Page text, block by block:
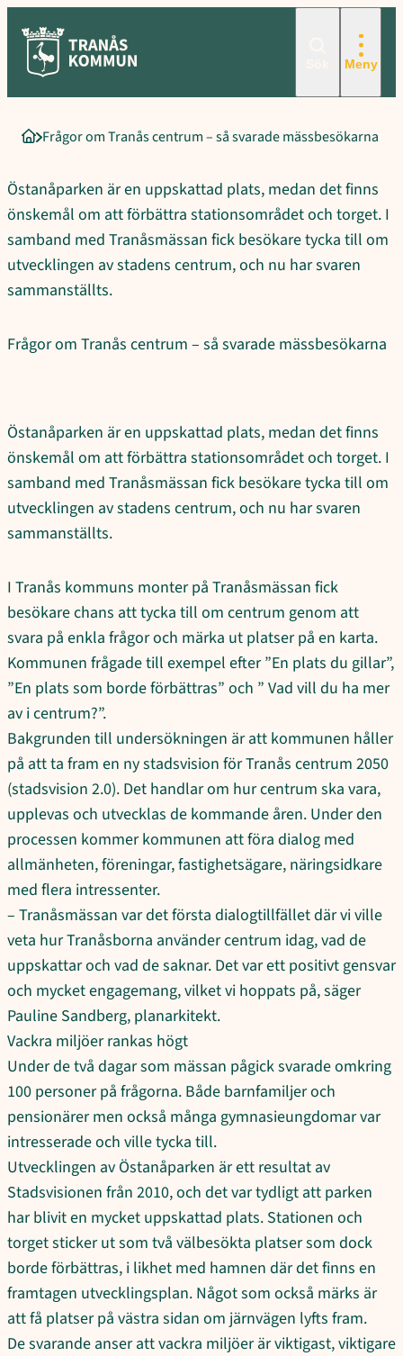
innehåll
Meny
Startsida
Frågor om Tranås centrum – så svarade mässbesökarna
Östanåparken är en uppskattad plats, medan det finns
önskemål om att förbättra stationsområdet och torget. I
samband med Tranåsmässan fick besökare tycka till om
utvecklingen av stadens centrum, och nu har svaren
sammanställts.
Frågor om Tranås centrum – så svarade mässbesökarna
Östanåparken är en uppskattad plats, medan det finns
önskemål om att förbättra stationsområdet och torget. I
samband med Tranåsmässan fick besökare tycka till om
utvecklingen av stadens centrum, och nu har svaren
sammanställts.
I Tranås kommuns monter på Tranåsmässan fick
besökare chans att tycka till om centrum genom att
svara på enkla frågor och märka ut platser på en karta.
Kommunen frågade till exempel efter ”En plats du gillar”,
”En plats som borde förbättras” och ” Vad vill du ha mer
av i centrum?”.
Bakgrunden till undersökningen är att kommunen håller
på att ta fram en ny stadsvision för Tranås centrum 2050
(stadsvision 2.0). Det handlar om hur centrum ska vara,
upplevas och utvecklas de kommande åren. Under den
processen kommer kommunen att föra dialog med
allmänheten, föreningar, fastighetsägare, näringsidkare
med flera intressenter.
– Tranåsmässan var det första dialogtillfället där vi ville
veta hur Tranåsborna använder centrum idag, vad de
uppskattar och vad de saknar. Det var ett positivt gensvar
och mycket engagemang, vilket vi hoppats på, säger
Pauline Sandberg, planarkitekt.
Vackra miljöer rankas högt
Under de två dagar som mässan pågick svarade omkring
100 personer på frågorna. Både barnfamiljer och
pensionärer men också många gymnasieungdomar var
intresserade och ville tycka till.
Utvecklingen av Östanåparken är ett resultat av
Stadsvisionen från 2010, och det var tydligt att parken
har blivit en mycket uppskattad plats. Stationen och
torget sticker ut som två välbesökta platser som dock
borde förbättras, i likhet med hamnen där det finns en
framtagen utvecklingsplan. Något som också märks är
att få platser på västra sidan om järnvägen lyfts fram.
De svarande anser att vackra miljöer är viktigast, viktigare